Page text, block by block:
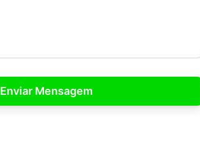
Enviar Mensagem